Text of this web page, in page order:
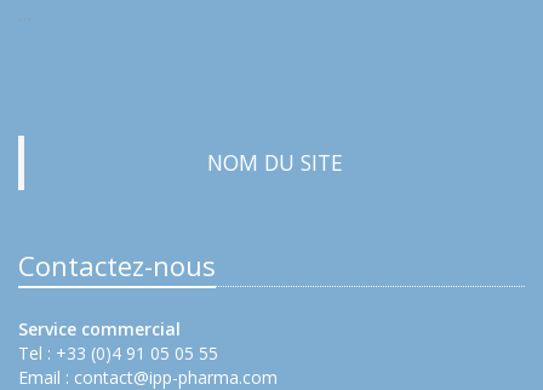
…
NOM DU SITE
Contactez-nous
Service commercial
Tel : +33 (0)4 91 05 05 55
Email : contact@ipp-pharma.com